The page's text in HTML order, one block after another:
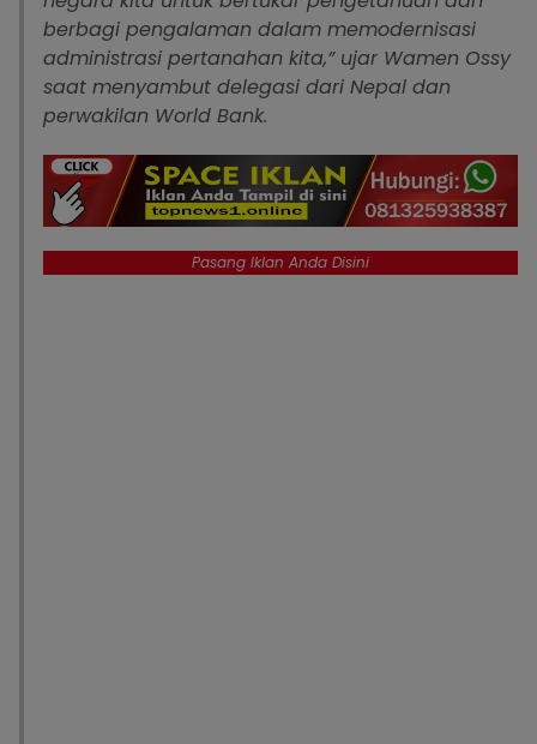
berbagi pengalaman dalam memodernisasi
administrasi pertanahan kita,” ujar Wamen Ossy
saat menyambut delegasi dari Nepal dan
perwakilan World Bank.
Pasang Iklan Anda Disini